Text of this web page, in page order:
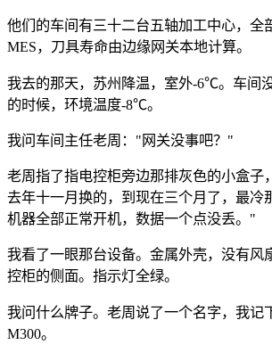
他们的车间有三十二台五轴加工中心，全
MES，刀具寿命由边缘网关本地计算。
我去的那天，苏州降温，室外-6℃。车间
的时候，环境温度-8℃。
我问车间主任老周："网关没事吧？"
老周指了指电控柜旁边那排灰色的小盒子
去年十一月换的，到现在三个月了，最
机器全部正常开机，数据一个点没丢。"
我看了一眼那台设备。金属外壳，没有风
控柜的侧面。指示灯全绿。
我问什么牌子。老周说了一个名字，我
M300。